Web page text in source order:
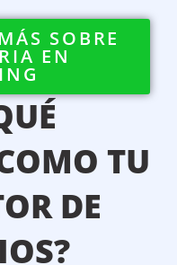
SOBRE
EN
TU
DE